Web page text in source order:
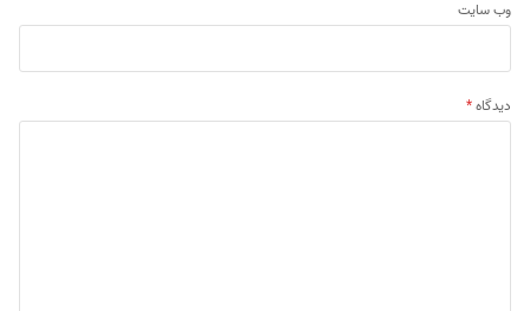
وب‌ سایت
دیدگاه*